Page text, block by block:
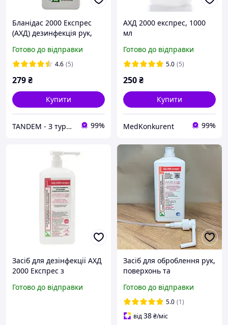
Бланідас 2000 Експрес
(АХД) дезинфекція рук,
1000 мл
Готово до відправки
4.6 (5)
279₴
Купити
TANDEM - З турботою про Вас та ваших клієнтів 99%
АХД 2000 експрес, 1000
мл
Готово до відправки
5.0 (5)
250₴
Купити
MedKonkurent 99%
Засіб для дезінфекції АХД
2000 Експрес з
Готово до відправки
Засіб для оброблення рук,
поверхонь та
Експрес, 1000 мл
Готово до відправки
5.0 (1)
від38₴/міс